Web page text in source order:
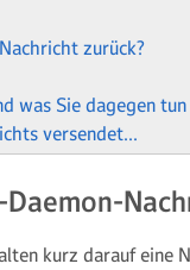
zurück?
was Sie dagegen
versendet…
kurz darauf eine